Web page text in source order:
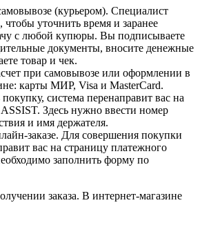
(курьером). Специалист
чтобы уточнить время и заранее
с любой купюры. Вы подписываете
документы, вносите денежные
товар и чек.
при самовывозе или оформлении в
карты МИР, Visa и MasterCard.
система перенаправит вас на
Здесь нужно ввести номер
и имя держателя.
заказе. Для совершения покупки
вас на страницу платежного
заполнить форму по
заказа. В интернет-магазине